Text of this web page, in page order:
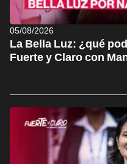
05/08/2026
La Bella Luz: ¿qué
Fuerte y Claro con